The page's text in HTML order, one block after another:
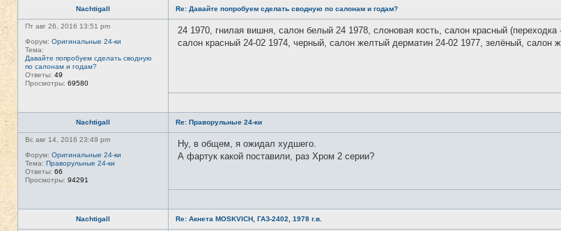
Nachtigall
Пт авг 26, 2016 13:51 pm
Форум: Оригинальные 24-ки
Тема:
Давайте попробуем сделать сводную
по салонам и годам?
Ответы: 49
Просмотры: 69580
Re: Давайте попробуем сделать сводную по салонам и годам?
24 1970, гнилая вишня, салон белый 24 1978, слоновая кость, салон красный
салон красный 24-02 1974, черный, салон желтый дерматин 24-02 1977, зелёный,
Nachtigall
Вс авг 14, 2016 23:49 pm
Форум: Оригинальные 24-ки
Тема: Праворульные 24-ки
Ответы: 66
Просмотры: 94291
Re: Праворульные 24-ки
Ну, в общем, я ожидал худшего.
А фартук какой поставили, раз Хром 2 серии?
Nachtigall Re: Акнета MOSKVICH, ГАЗ-2402, 1978 г.в.